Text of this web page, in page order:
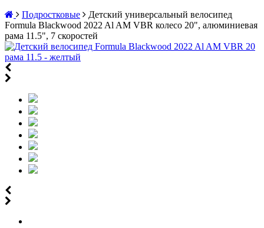
Подростковые
Детский универсальный велосипед
Formula Blackwood 2022 Al AM VBR колесо 20", алюминиевая
рама 11.5", 7 скоростей